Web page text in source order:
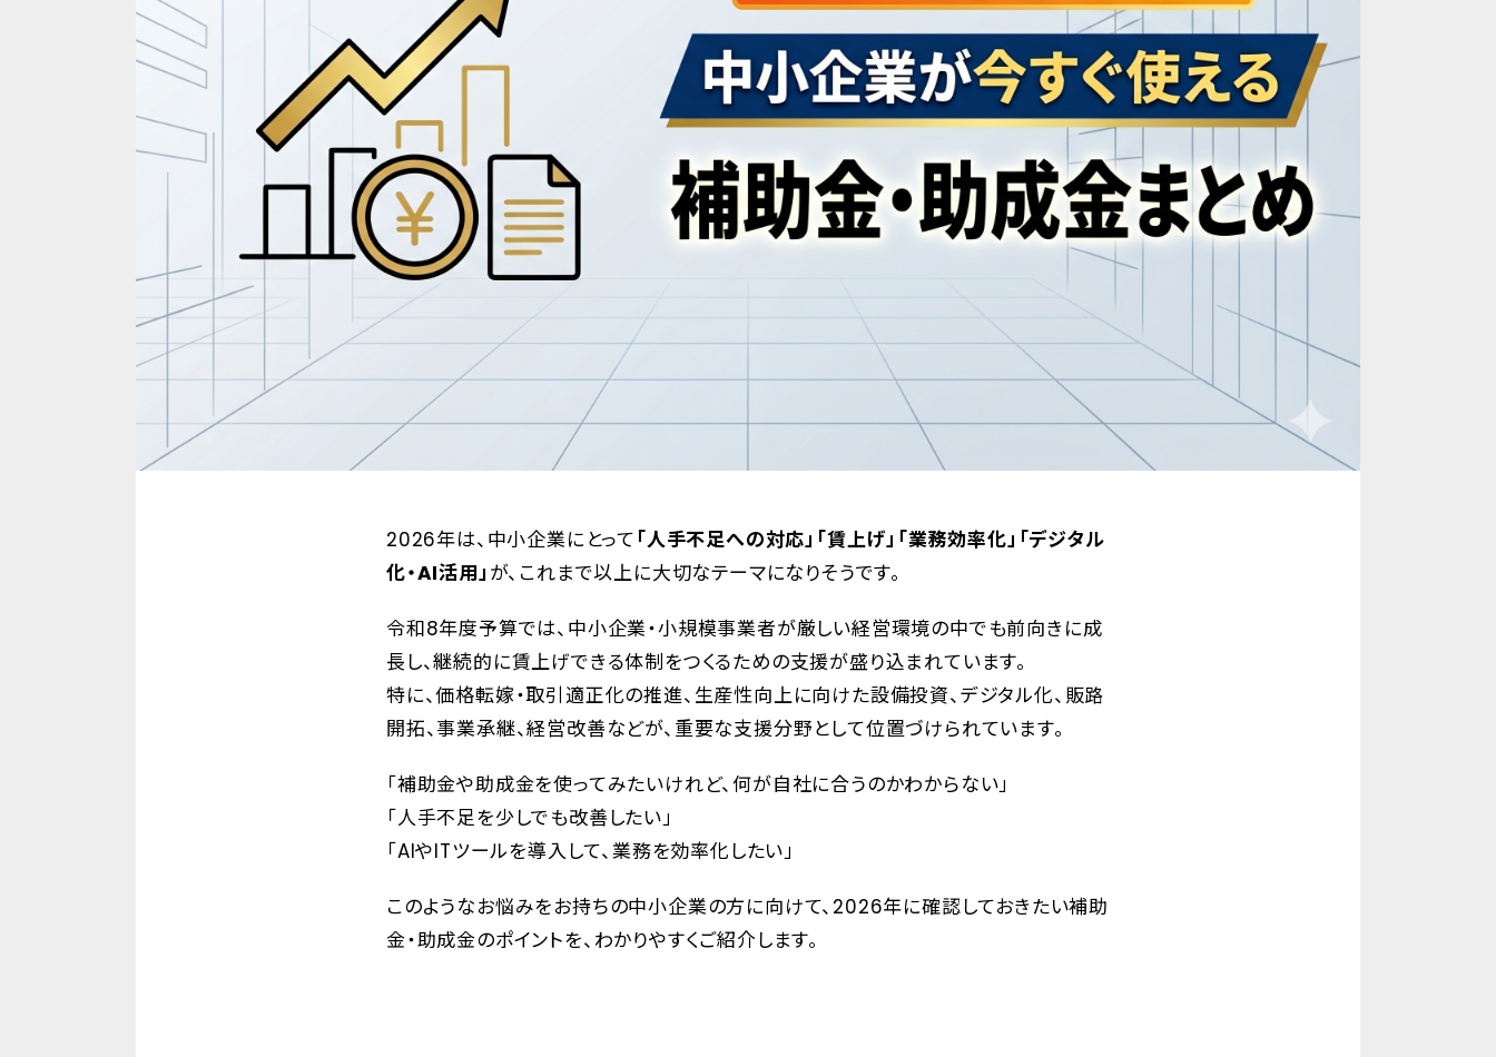
2026年は、中小企業にとって 「人手不足への対応」「賃上げ」「業務効率化」「デジタル
化・AI活用」 が、これまで以上に大切なテーマになりそうです。
令和8年度予算では、中小企業・小規模事業者が厳しい経営環境の中でも前向きに成
長し、継続的に賃上げできる体制をつくるための支援が盛り込まれています。
特に、価格転嫁・取引適正化の推進、生産性向上に向けた設備投資、デジタル化、販路
開拓、事業承継、経営改善などが、重要な支援分野として位置づけられています。
「補助金や助成金を使ってみたいけれど、何が自社に合うのかわからない」
「人手不足を少しでも改善したい」
「AIやITツールを導入して、業務を効率化したい」
このようなお悩みをお持ちの中小企業の方に向けて、2026年に確認しておきたい補助
金・助成金のポイントを、わかりやすくご紹介します。